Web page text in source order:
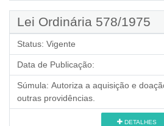
Lei Ordinária 578/1975
Status: Vigente
Data de Publicação:
Súmula: Autoriza a aquisição e
outras providências.
DETALHES